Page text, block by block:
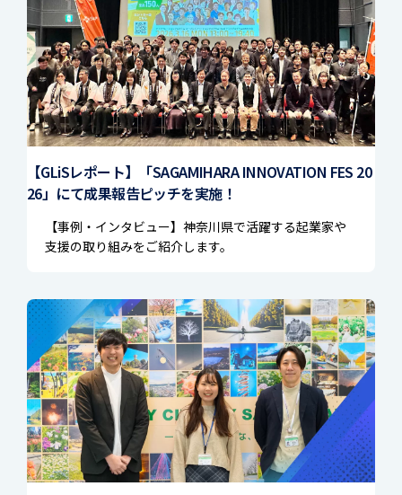
【GLiSレポート】「SAGAMIHARA INNOVATION FES 20
26」にて成果報告ピッチを実施！
【事例・インタビュー】神奈川県で活躍する起業家や
支援の取り組みをご紹介します。